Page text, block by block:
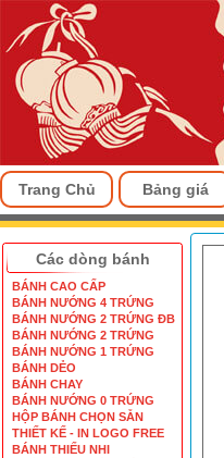
Trang Chủ Bảng giá
Các dòng bánh
BÁNH CAO CẤP
BÁNH NƯỚNG 4 TRỨNG
BÁNH NƯỚNG 2 TRỨNG ĐB
BÁNH NƯỚNG 2 TRỨNG
BÁNH NƯỚNG 1 TRỨNG
BÁNH DẺO
BÁNH CHAY
BÁNH NƯỚNG 0 TRỨNG
HỘP BÁNH CHỌN SẴN
THIẾT KẾ - IN LOGO FREE
BÁNH THIẾU NHI